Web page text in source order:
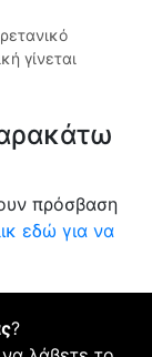
γίνεται
πρόσβαση
εδώ για να
?